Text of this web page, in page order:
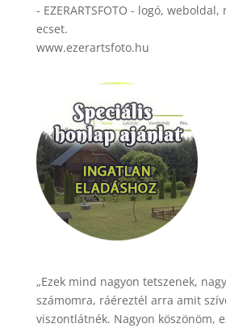
- EZERARTSFOTO - logó, weboldal,
ecset.
www.ezerartsfoto.hu
„Ezek mind nagyon tetszenek,
számomra, ráéreztél arra amit
viszontlátnék. Nagyon köszönöm,